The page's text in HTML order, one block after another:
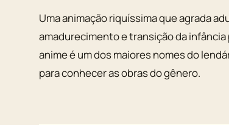
Uma animação riquíssima que agrada
amadurecimento e transição da
anime é um dos maiores nomes do
para conhecer as obras do gênero.